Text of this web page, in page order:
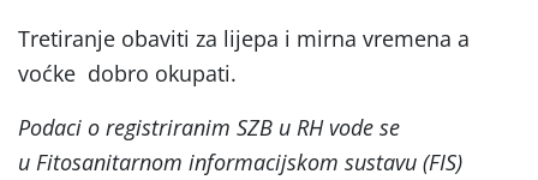
Tretiranje obaviti za lijepa i mirna vremena a
voćke dobro okupati.
Podaci o registriranim SZB u RH vode se
u Fitosanitarnom informacijskom sustavu (FIS)